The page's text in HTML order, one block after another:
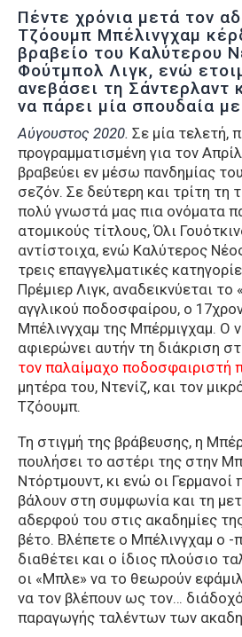
Πέντε χρόνια μετά τον
Τζόουμπ Μπέλινγχαμ
βραβείο του Καλύτερου
Φούτμπολ Λιγκ, ενώ
ανεβάσει τη Σάντερλαντ
να πάρει μία σπουδαία
Αύγουστος 2020. Σε μία τελετή,
προγραμματισμένη για τον
βραβεύει εν μέσω πανδημίας
σεζόν. Σε δεύτερη και τρίτη τη
πολύ γνωστά μας πια ονόματα
ατομικούς τίτλους, Όλι
αντίστοιχα, ενώ Καλύτερος
τρεις επαγγελματικές
Πρέμιερ Λιγκ, αναδεικνύεται
αγγλικού ποδοσφαίρου, ο
Μπέλινγχαμ της Μπέρμιγχαμ. Ο
αφιερώνει αυτήν τη διάκριση
τον παλαίμαχο ποδοσφαιριστή
μητέρα του, Ντενίζ, και τον
Τζόουμπ.
Τη στιγμή της βράβευσης, η
πουλήσει το αστέρι της στην
Ντόρτμουντ, κι ενώ οι
βάλουν στη συμφωνία και τη
αδερφού του στις ακαδημίες
βέτο. Βλέπετε ο Μπέλινγχαμ ο -
διαθέτει και ο ίδιος πλούσιο
οι «Μπλε» να το θεωρούν
να τον βλέπουν ως τον…
παραγωγής ταλέντων των